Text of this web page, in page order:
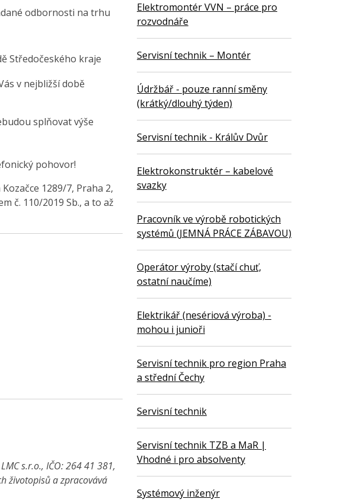
odbornosti na trhu
Středočeského kraje
v nejbližší době
splňovat výše
pohovor!
1289/7, Praha 2,
č. 110/2019 Sb., a to až
s.r.o., IČO: 264 41 381,
životopisů a zpracovává
Elektromontér VVN – práce pro
rozvodnáře
Servisní technik – Montér
Údržbář - pouze ranní směny
(krátký/dlouhý týden)
Servisní technik - Králův Dvůr
Elektrokonstruktér – kabelové
svazky
Pracovník ve výrobě robotických
systémů (JEMNÁ PRÁCE ZÁBAVOU)
Operátor výroby (stačí chuť,
ostatní naučíme)
Elektrikář (nesériová výroba) -
mohou i junioři
Servisní technik pro region Praha
a střední Čechy
Servisní technik
Servisní technik TZB a MaR |
Vhodné i pro absolventy
Systémový inženýr